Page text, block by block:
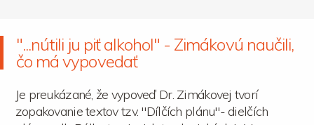
"...nútili ju piť alkohol" - Zimákovú naučili,
čo má vypovedať
Je preukázané, že vypoveď Dr. Zimákovej tvorí
zopakovanie textov tzv. "Dílčích plánu"- dielčích